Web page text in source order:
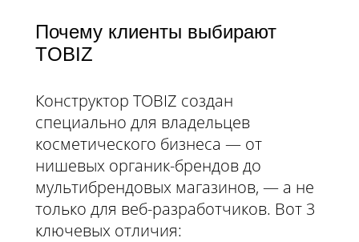
Почему клиенты выбирают
TOBIZ
Конструктор TOBIZ создан
специально для владельцев
косметического бизнеса — от
нишевых органик-брендов до
мультибрендовых магазинов, — а не
только для веб-разработчиков. Вот 3
ключевых отличия: